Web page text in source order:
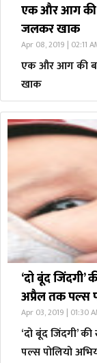
एक और आग की
जलकर खाक
Apr 08, 2019 | 02:11
एक और आग की
खाक
‘दो बूंद
अप्रैल तक पल्स
Apr 03, 2019 | 01:30
‘दो बूंद जिंदगी’
पल्स पोलियो